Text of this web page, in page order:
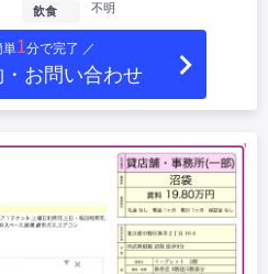
飲食 不明
単1分で完了 ／
お問い合わせ